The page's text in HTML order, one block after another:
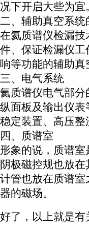
况下开启大些为
二、 辅助真空系统
在氦质谱仪检漏
件、保证检漏仪
响等功能的辅助
三、 电气系统
氦质谱仪电气部
纵面板及输出仪
稳定装置、高压整
四、 质谱室
形象的说，质谱
阴极磁控规也放
计管也放在质谱
器的磁场。
好了，以上就是有